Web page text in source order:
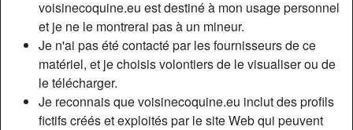
voisinecoquine.eu est destiné à mon usage personnel
et je ne le montrerai pas à un mineur.
Je n'ai pas été contacté par les fournisseurs de ce
matériel, et je choisis volontiers de le visualiser ou de
le télécharger.
Je reconnais que voisinecoquine.eu inclut des profils
fictifs créés et exploités par le site Web qui peuvent
Département:
Loire
Sexe:
Femme
Sexualité:
Hétéro
Relation:
Couleur des cheveux:
Blonde
Couleur des yeux:
Vert